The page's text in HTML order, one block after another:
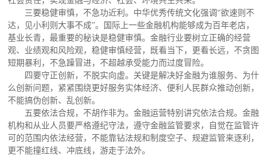
三要稳健审慎，不急功近利。中华优秀传统文化强调“欲速则不
达，见小利则大事不成”。国际上一些金融机构能够成为百年老店，
基业长青，最重要的秘诀是稳健审慎。金融行业要树立正确的经营
观、业绩观和风险观，稳健审慎经营，既看当下，更看长远，不贪图
短期暴利，不急躁冒进，不超越承受能力而过度冒险。
四要守正创新，不脱实向虚。关键是解决好金融为谁服务、为什
么创新问题，紧紧围绕更好服务实体经济、便利人民群众推动创新，
不能搞伪创新、乱创新。
五要依法合规，不胡作非为。金融运营特别讲究依法合规。金融
机构和从业人员要严格遵纪守法，遵守金融监管要求，自觉在监管许
可的范围内依法经营，不能靠钻法规和制度空子、规避监管来逐利，
更不能撞红线、冲底线，游走于法外。